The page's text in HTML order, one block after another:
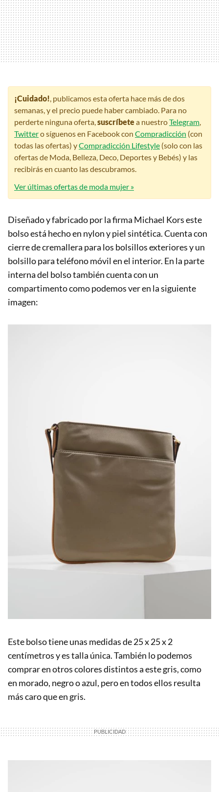
¡Cuidado!, publicamos esta oferta hace más de dos
semanas, y el precio puede haber cambiado. Para no
perderte ninguna oferta,suscríbetea nuestroTelegram,
Twittero síguenos en Facebook con Compradicción (con
todas las ofertas) yCompradicción Lifestyle (solo con las
ofertas de Moda, Belleza, Deco, Deportes y Bebés) y las
recibirás en cuanto las descubramos.
Ver últimas ofertas de moda mujer »
Diseñado y fabricado por la firma Michael Kors este
bolso está hecho en nylon y piel sintética. Cuenta con
cierre de cremallera para los bolsillos exteriores y un
bolsillo para teléfono móvil en el interior. En la parte
interna del bolso también cuenta con un
compartimento como podemos ver en la siguiente
imagen:
Este bolso tiene unas medidas de 25 x 25 x 2
centímetros y es talla única. También lo podemos
comprar en otros colores distintos a este gris, como
en morado, negro o azul, pero en todos ellos resulta
más caro que en gris.